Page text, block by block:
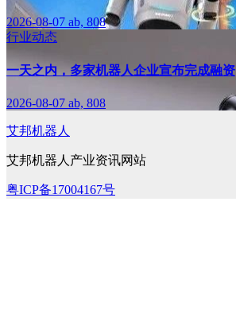
2026-08-07 ab, 808
行业动态
一天之内，多家机器人企业宣布完成融资
2026-08-07 ab, 808
艾邦机器人
艾邦机器人产业资讯网站
粤ICP备17004167号